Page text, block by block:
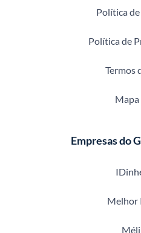
Política
Política de
Termos
Mapa
Empresas do
Melhor